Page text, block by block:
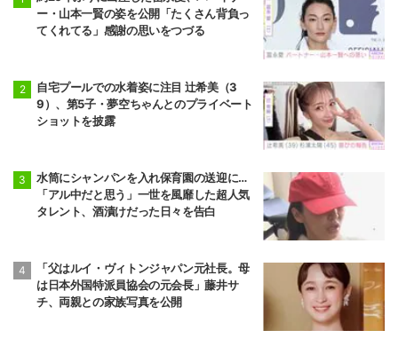
ー・山本一賢の姿を公開「たくさん背負っ
てくれてる」感謝の思いをつづる
自宅プールでの水着姿に注目 辻希美（3
9）、第5子・夢空ちゃんとのプライベート
ショットを披露
水筒にシャンパンを入れ保育園の送迎に…
「アル中だと思う」一世を風靡した超人気
タレント、酒漬けだった日々を告白
「父はルイ・ヴィトンジャパン元社長。母
は日本外国特派員協会の元会長」藤井サ
チ、両親との家族写真を公開